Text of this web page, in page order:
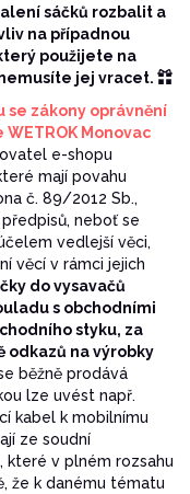
sáčků rozbalit a
na případnou
použijete na
jej vracet.
se zákony oprávnění
Monovac
e-shopu
mají povahu
č. 89/2012 Sb.,
neboť se
vedlejší věci,
věcí v rámci jejich
do vysavačů
s obchodními
styku, za
odkazů na výrobky
běžně prodává
lze uvést např.
kabel k mobilnímu
ze soudní
které v plném rozsahu
že k danému tématu